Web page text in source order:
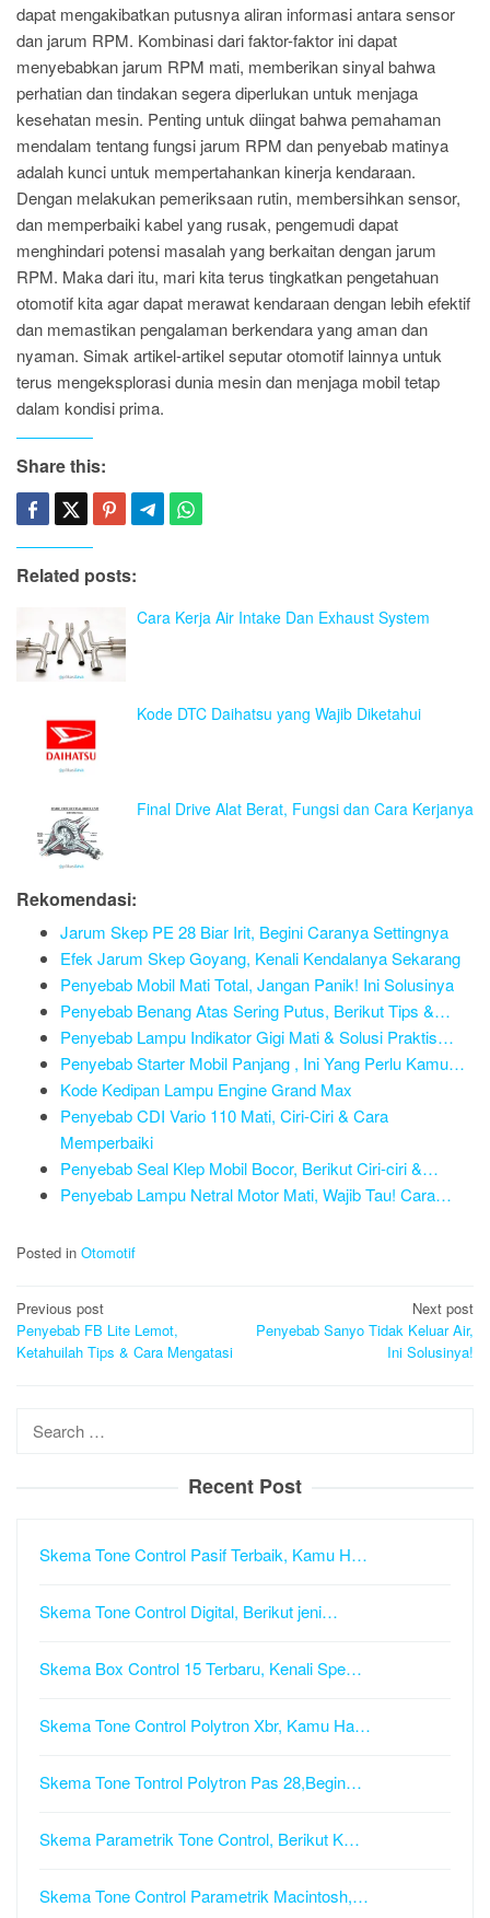
dapat mengakibatkan putusnya aliran informasi antara sensor
dan jarum RPM. Kombinasi dari faktor-faktor ini dapat
menyebabkan jarum RPM mati, memberikan sinyal bahwa
perhatian dan tindakan segera diperlukan untuk menjaga
kesehatan mesin. Penting untuk diingat bahwa pemahaman
mendalam tentang fungsi jarum RPM dan penyebab matinya
adalah kunci untuk mempertahankan kinerja kendaraan.
Dengan melakukan pemeriksaan rutin, membersihkan sensor,
dan memperbaiki kabel yang rusak, pengemudi dapat
menghindari potensi masalah yang berkaitan dengan jarum
RPM. Maka dari itu, mari kita terus tingkatkan pengetahuan
otomotif kita agar dapat merawat kendaraan dengan lebih efektif
dan memastikan pengalaman berkendara yang aman dan
nyaman. Simak artikel-artikel seputar otomotif lainnya untuk
terus mengeksplorasi dunia mesin dan menjaga mobil tetap
dalam kondisi prima.
Share this:
Related posts:
Cara Kerja Air Intake Dan Exhaust System
Kode DTC Daihatsu yang Wajib Diketahui
Final Drive Alat Berat, Fungsi dan Cara Kerjanya
Rekomendasi:
Jarum Skep PE 28 Biar Irit, Begini Caranya Settingnya
Efek Jarum Skep Goyang, Kenali Kendalanya Sekarang
Penyebab Mobil Mati Total, Jangan Panik! Ini Solusinya
Penyebab Benang Atas Sering Putus, Berikut Tips &…
Penyebab Lampu Indikator Gigi Mati & Solusi Praktis…
Penyebab Starter Mobil Panjang , Ini Yang Perlu Kamu…
Kode Kedipan Lampu Engine Grand Max
Penyebab CDI Vario 110 Mati, Ciri-Ciri & Cara
Memperbaiki
Penyebab Seal Klep Mobil Bocor, Berikut Ciri-ciri &…
Penyebab Lampu Netral Motor Mati, Wajib Tau! Cara…
Posted in Otomotif
Post
navigation
Previous post
Penyebab FB Lite Lemot,
Ketahuilah Tips & Cara Mengatasi
Next post
Penyebab Sanyo Tidak Keluar Air,
Ini Solusinya!
Search
Recent Post
Skema Tone Control Pasif Terbaik, Kamu H…
Skema Tone Control Digital, Berikut jeni…
Skema Box Control 15 Terbaru, Kenali Spe…
Skema Tone Control Polytron Xbr, Kamu Ha…
Skema Tone Tontrol Polytron Pas 28,Begin…
Skema Parametrik Tone Control, Berikut K…
Skema Tone Control Parametrik Macintosh,…